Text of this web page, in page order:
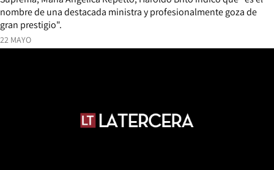
22 MAYO
nombre de una destacada ministra y profesionalmente goza de
gran prestigio".